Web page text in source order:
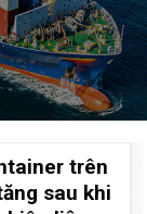
trên
sau khi